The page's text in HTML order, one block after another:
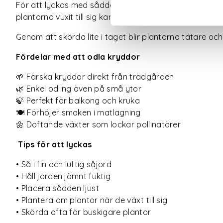
För att lyckas med sådden är det bra att använda en
plantorna vuxit till sig kan de planteras om i större
Genom att skörda lite i taget blir plantorna tätare
Fördelar med att odla kryddor
🌱 Färska kryddor direkt från trädgården
🌿 Enkel odling även på små ytor
🍃 Perfekt för balkong och kruka
🍽️ Förhöjer smaken i matlagning
🌼 Doftande växter som lockar pollinatörer
Tips för att lyckas
• Så i fin och luftig såjord
• Håll jorden jämnt fuktig
• Placera sådden ljust
• Plantera om plantor när de växt till sig
• Skörda ofta för buskigare plantor